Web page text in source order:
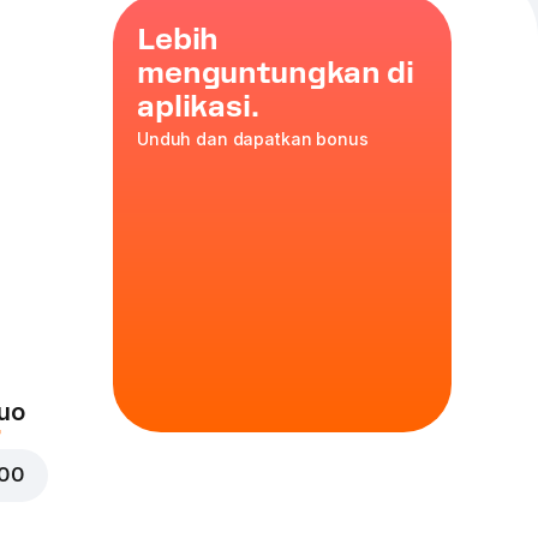
Lebih
menguntungkan di
aplikasi.
Unduh dan dapatkan bonus